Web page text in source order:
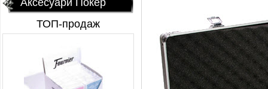
Аксесуари Покер
ТОП-продаж